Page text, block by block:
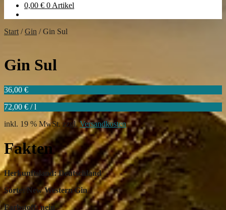
0,00 € 0 Artikel
Start /Gin /Gin Sul
Gin Sul
36,00 €
72,00 € /l
inkl. 19 % MwSt. zzgl.Versandkosten
Fakten
Herkunftsland: Deutschland
Sorte: New Western Gin
Farbstoff: nein